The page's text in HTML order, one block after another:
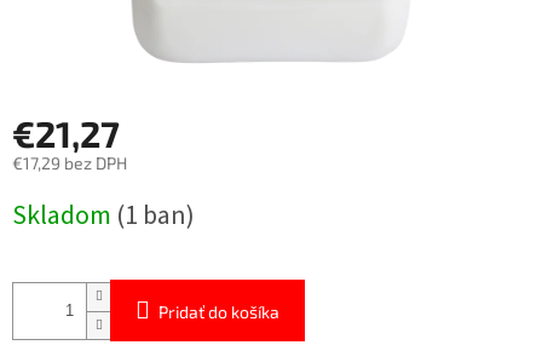
€21,27
€17,29 bez DPH
cena:
Skladom (1 ban)
Pridať do košíka